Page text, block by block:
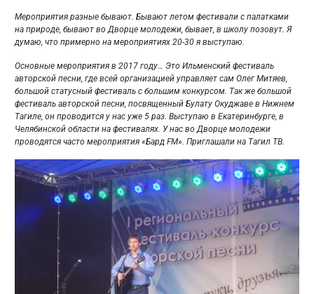
Мероприятия разные бывают. Бывают летом фестивали с палатками
на природе, бывают во Дворце молодежи, бывает, в школу позовут. Я
думаю, что примерно на мероприятиях 20-30 я выступаю.
Основные мероприятия в 2017 году… Это Ильменский фестиваль
авторской песни, где всей организацией управляет сам Олег Митяев,
большой статусный фестиваль с большим конкурсом. Так же большой
фестиваль авторской песни, посвященный Булату Окуджаве в Нижнем
Тагиле, он проводится у нас уже 5 раз. Выступаю в Екатеринбурге, в
Челябинской области на фестивалях. У нас во Дворце молодежи
проводятся часто мероприятия «Бард FM». Приглашали на Тагил ТВ.